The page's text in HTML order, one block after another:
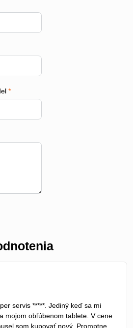
*
5
servis *****. Jediný keď sa mi
mojom obľúbenom tablete. V cene
som kupovať nový. Promptne,